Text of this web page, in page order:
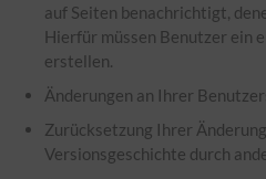
auf Seiten benachrichtigt,
Hierfür müssen Benutzer ein
erstellen.
Änderungen an Ihrer
Zurücksetzung Ihrer
Versionsgeschichte durch